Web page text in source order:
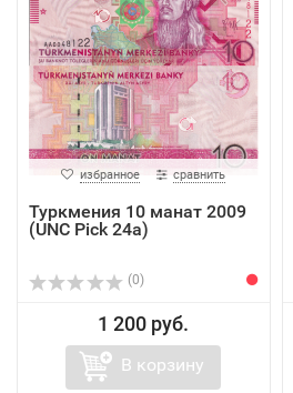
избранное сравнить
Туркмения 10 манат 2009
(UNC Pick 24a)
(0)
1 200 руб.
В корзину